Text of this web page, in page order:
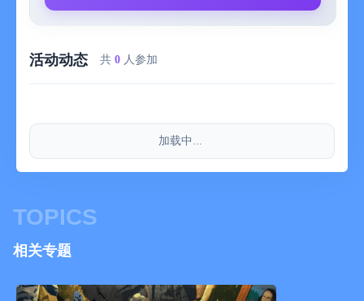
活动动态 共 0 人参加
加载中...
TOPICS
相关专题